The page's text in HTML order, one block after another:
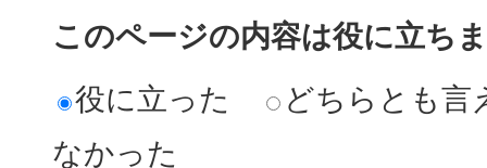
このページの内容は役に立ち
役に立った
どちらとも言
なかった